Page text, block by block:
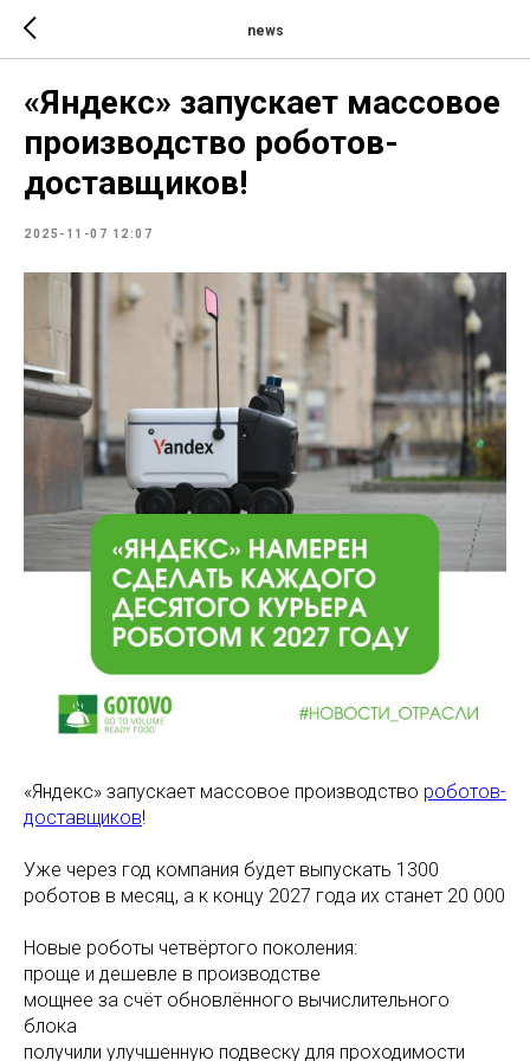
news
«Яндекс» запускает массовое
производство роботов-
доставщиков!
2025-11-07 12:07
«Яндекс» запускает массовое производство роботов-
доставщиков!
Уже через год компания будет выпускать 1300
роботов в месяц, а к концу 2027 года их станет 20 000
Новые роботы четвёртого поколения:
проще и дешевле в производстве
мощнее за счёт обновлённого вычислительного
блока
получили улучшенную подвеску для проходимости